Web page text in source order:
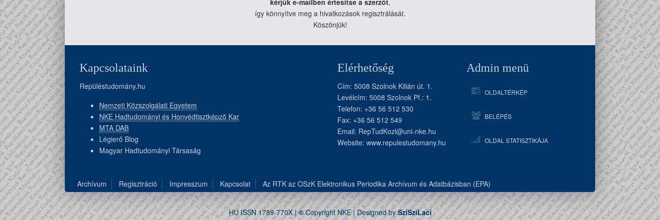
kérjük e-mailben értesítse a szerzőt,
így könnyítve meg a hivatkozások regisztrálását.
Köszönjük!
Kapcsolataink
Repüléstudomány.hu
Nemzeti Közszolgálati Egyetem
NKE Hadtudományi és Honvédtisztképzõ Kar
MTA DAB
Légierő Blog
Magyar Hadtudományi Társaság
Elérhetőség
Cím: 5008 Szolnok Kilián út. 1.
Levélcím: 5008 Szolnok Pf.: 1.
Telefon: +36 56 512 530
Fax: +36 56 512 549
Email: RepTudKozl@uni-nke.hu
Website: www.repulestudomany.hu
Admin menü
OLDALTÉRKÉP
BELÉPÉS
OLDAL STATISZTIKÁJA
Archívum Regisztráció Impresszum Kapcsolat Az RTK az OSzK Elektronikus Periodika Archívum és Adatbázisban (EPA)
HU ISSN 1789-770X |©Copyright NKE | Designed bySziSziLaci